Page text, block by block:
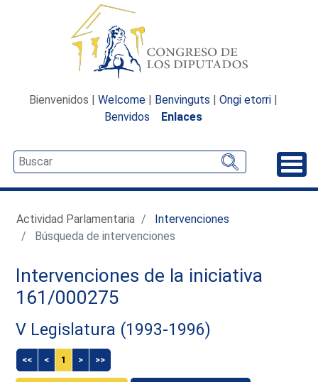
Bienvenidos | Welcome | Benvinguts | Ongi etorri |
Benvidos
Enlaces
Actividad Parlamentaria
Intervenciones
Búsqueda de intervenciones
Intervenciones de la iniciativa
161/000275
V Legislatura (1993-1996)
<< < 1 > >>